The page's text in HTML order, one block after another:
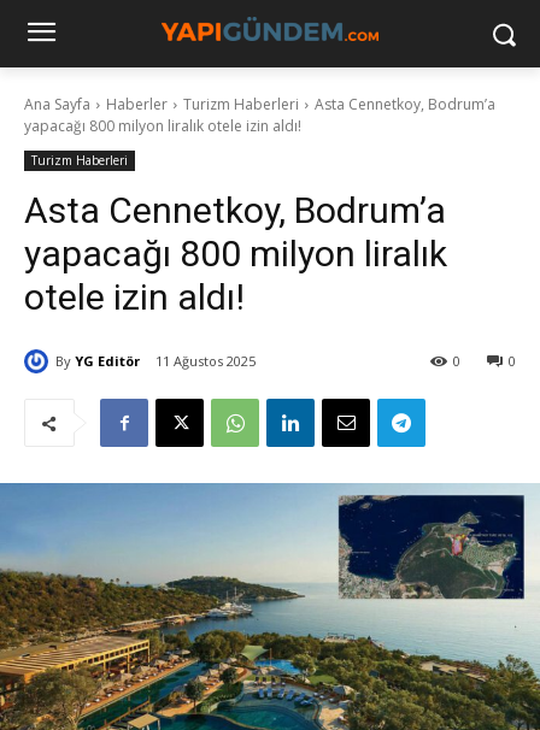
Ana Sayfa Haberler Turizm Haberleri
Asta Cennetkoy, Bodrum’a
yapacağı 800 milyon liralık otele izin aldı!
Turizm Haberleri
Asta Cennetkoy, Bodrum’a
yapacağı 800 milyon liralık
otele izin aldı!
By YG Editör 11 Ağustos 2025 0
0